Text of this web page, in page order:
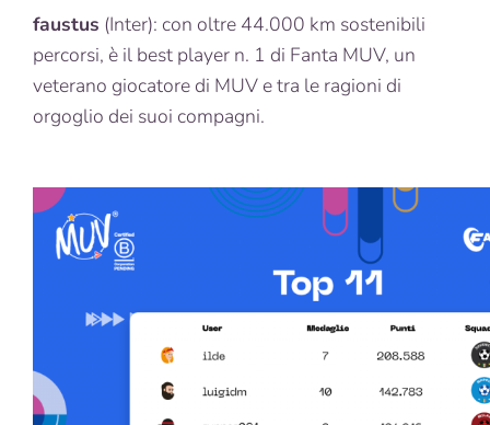
faustus (Inter): con oltre 44.000 km sostenibili
percorsi, è il best player n. 1 di Fanta MUV, un
veterano giocatore di MUV e tra le ragioni di
orgoglio dei suoi compagni.